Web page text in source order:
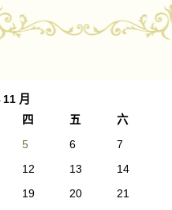
月
四 五
六
5 6
7
12 13
14
19 20
21